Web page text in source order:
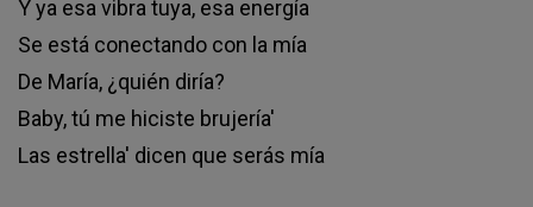
Y ya esa vibra tuya, esa energía
Se está conectando con la mía
De María, ¿quién diría?
Baby, tú me hiciste brujería'
Las estrella' dicen que serás mía